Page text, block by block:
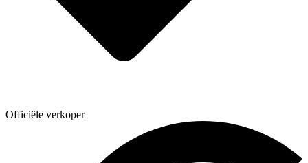
Officiële verkoper